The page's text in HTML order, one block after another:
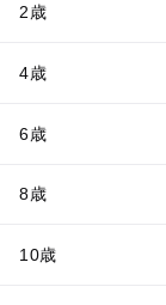
2歳
4歳
6歳
8歳
10歳